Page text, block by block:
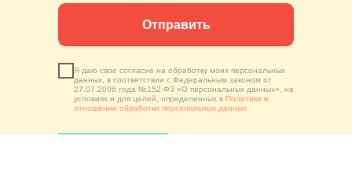
Я даю свое согласие на обработку моих персональных
данных, в соответствии с Федеральным законом от
27.07.2006 года №152-ФЗ «О персональных данных», на
условиях и для целей, определенных в Политики в
отношении обработки персональных данных
Отправить